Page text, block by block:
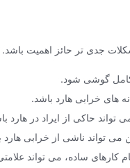
جدی تر حائز اهمیت
گوشی شود.
های خرابی هارد باشد.
حاکی از ایراد در هارد
می تواند ناشی از خرابی هارد
ساده، می تواند علامتی